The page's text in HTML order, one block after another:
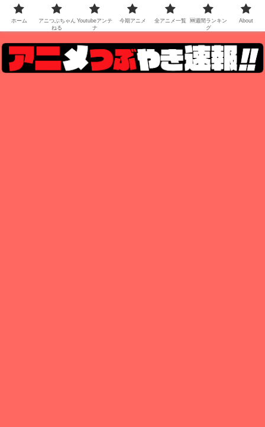
ホーム
アニつぶちゃん
ねる
Youtubeアンテ
ナ
今期アニメ 全アニメ一覧
🆕週間ランキン
グ
About